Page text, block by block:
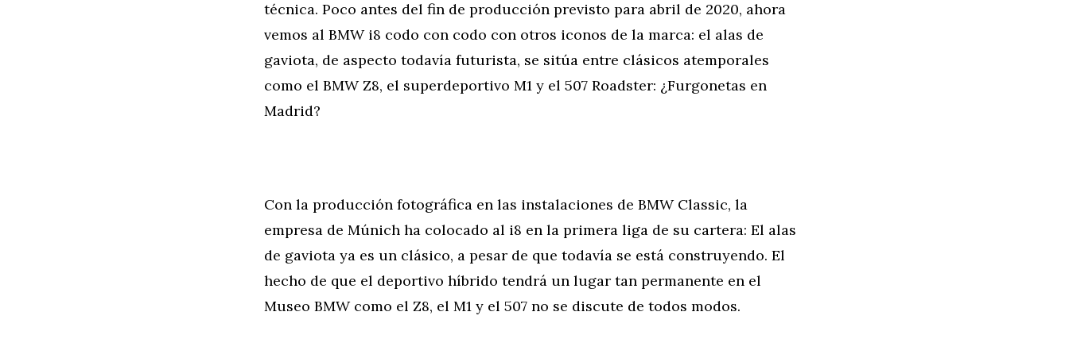
técnica. Poco antes del fin de producción previsto para abril de 2020, ahora
vemos al BMW i8 codo con codo con otros iconos de la marca: el alas de
gaviota, de aspecto todavía futurista, se sitúa entre clásicos atemporales
como el BMW Z8, el superdeportivo M1 y el 507 Roadster: ¿Furgonetas en
Madrid?
Con la producción fotográfica en las instalaciones de BMW Classic, la
empresa de Múnich ha colocado al i8 en la primera liga de su cartera: El alas
de gaviota ya es un clásico, a pesar de que todavía se está construyendo. El
hecho de que el deportivo híbrido tendrá un lugar tan permanente en el
Museo BMW como el Z8, el M1 y el 507 no se discute de todos modos.